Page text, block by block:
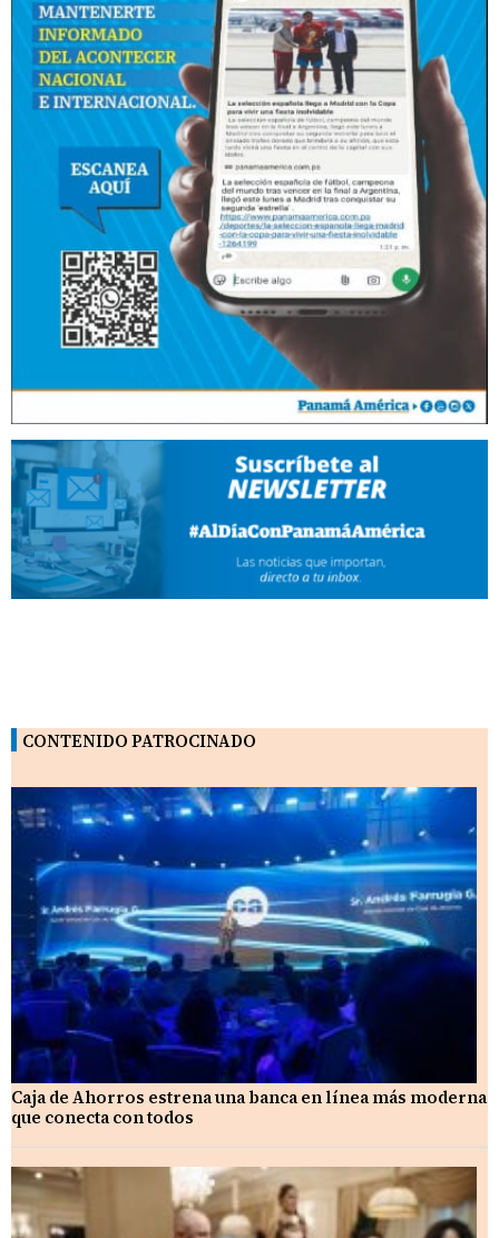
CONTENIDO PATROCINADO
Caja de Ahorros estrena una banca en línea más moderna
que conecta con todos